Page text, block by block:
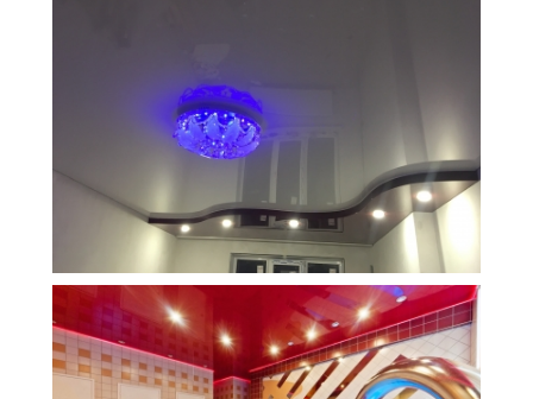
Площадь 15 м2 Стоимость 21 000 руб.